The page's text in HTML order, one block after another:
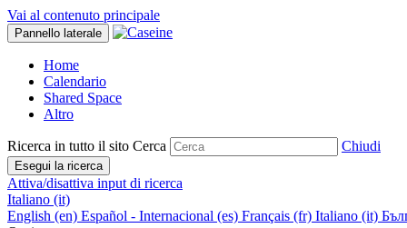
Vai al contenuto principale
Pannello laterale
Home
Calendario
Shared Space
Altro
Ricerca in tutto il sito Cerca Chiudi
Esegui la ricerca
Attiva/disattiva input di ricerca
Italiano ‎(it)‎
English ‎(en)‎ Español - Internacional ‎(es)‎ Français ‎(fr)‎ Italiano ‎(it)‎